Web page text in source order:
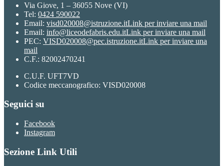
Via Giove, 1 – 36055 Nove (VI)
Tel: 0424 590022
Email: visd020008@istruzione.itLink per inviare una mail
Email: info@liceodefabris.edu.itLink per inviare una mail
PEC: VISD020008@pec.istruzione.itLink per inviare una
mail
C.F.: 82002470241
C.U.F. UFT7VD
Codice meccanografico: VISD020008
Seguici su
Facebook
Instagram
Sezione Link Utili